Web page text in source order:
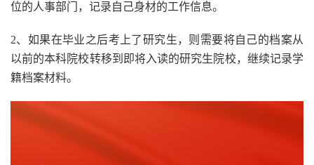
位的人事部门，记录自己身材的工作信息。
2、如果在毕业之后考上了研究生，则需要将自己的档案从
以前的本科院校转移到即将入读的研究生院校，继续记录学
籍档案材料。